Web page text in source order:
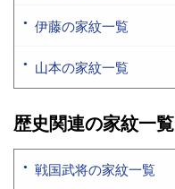
伊藤の家紋一覧
山本の家紋一覧
歴史関連の家紋一覧
戦国武将の家紋一覧